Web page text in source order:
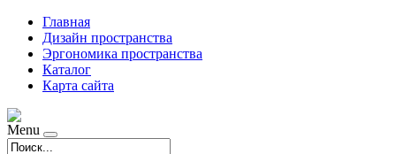
Главная
Дизайн пространства
Эргономика пространства
Каталог
Карта сайта
Menu